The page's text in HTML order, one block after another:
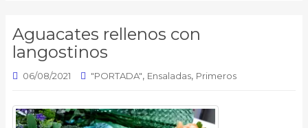
Aguacates rellenos con
langostinos
06/08/2021 "PORTADA", Ensaladas, Primeros